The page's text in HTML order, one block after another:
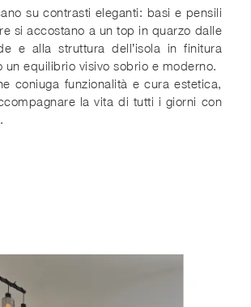
su contrasti eleganti: basi e pensili
si accostano a un top in quarzo dalle
e alla struttura dell’isola in finitura
un equilibrio visivo sobrio e moderno.
coniuga funzionalità e cura estetica,
la vita di tutti i giorni con